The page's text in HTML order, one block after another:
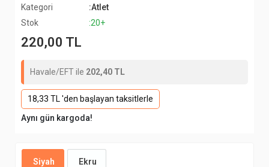
Kategori
:Atlet
Stok
:20+
220,00 TL
Havale/EFT ile 202,40 TL
18,33 TL 'den başlayan taksitlerle
Aynı gün kargoda!
Siyah Ekru